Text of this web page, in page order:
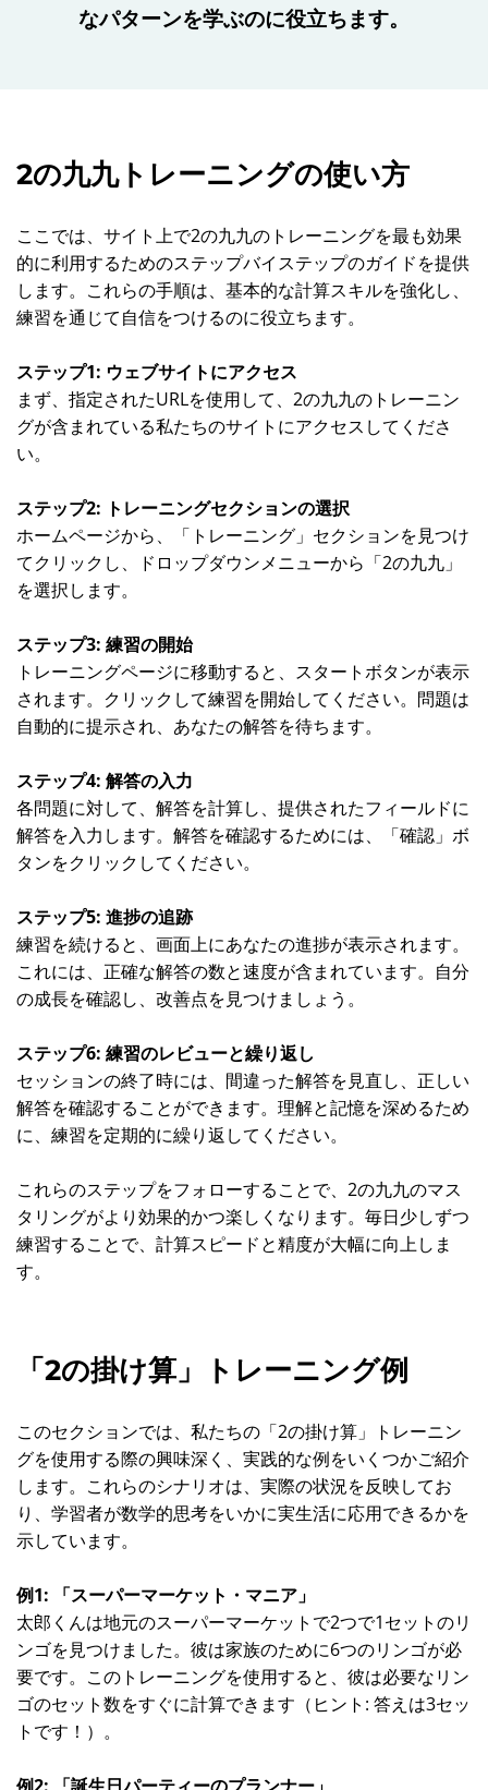
なパターンを学ぶのに役立ちます。
2の九九トレーニングの使い方
ここでは、サイト上で2の九九のトレーニングを最も効果
的に利用するためのステップバイステップのガイドを提供
します。これらの手順は、基本的な計算スキルを強化し、
練習を通じて自信をつけるのに役立ちます。
ステップ1: ウェブサイトにアクセス
まず、指定されたURLを使用して、2の九九のトレーニン
グが含まれている私たちのサイトにアクセスしてくださ
い。
ステップ2: トレーニングセクションの選択
ホームページから、「トレーニング」セクションを見つけ
てクリックし、ドロップダウンメニューから「2の九九」
を選択します。
ステップ3: 練習の開始
トレーニングページに移動すると、スタートボタンが表示
されます。クリックして練習を開始してください。問題は
自動的に提示され、あなたの解答を待ちます。
ステップ4: 解答の入力
各問題に対して、解答を計算し、提供されたフィールドに
解答を入力します。解答を確認するためには、「確認」ボ
タンをクリックしてください。
ステップ5: 進捗の追跡
練習を続けると、画面上にあなたの進捗が表示されます。
これには、正確な解答の数と速度が含まれています。自分
の成長を確認し、改善点を見つけましょう。
ステップ6: 練習のレビューと繰り返し
セッションの終了時には、間違った解答を見直し、正しい
解答を確認することができます。理解と記憶を深めるため
に、練習を定期的に繰り返してください。
これらのステップをフォローすることで、2の九九のマス
タリングがより効果的かつ楽しくなります。毎日少しずつ
練習することで、計算スピードと精度が大幅に向上しま
す。
「2の掛け算」トレーニング例
このセクションでは、私たちの「2の掛け算」トレーニン
グを使用する際の興味深く、実践的な例をいくつかご紹介
します。これらのシナリオは、実際の状況を反映してお
り、学習者が数学的思考をいかに実生活に応用できるかを
示しています。
例1: 「スーパーマーケット・マニア」
太郎くんは地元のスーパーマーケットで2つで1セットのリ
ンゴを見つけました。彼は家族のために6つのリンゴが必
要です。このトレーニングを使用すると、彼は必要なリン
ゴのセット数をすぐに計算できます（ヒント: 答えは3セッ
トです！）。